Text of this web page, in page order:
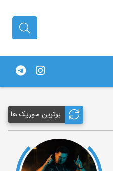
برترین مـوزیک ها